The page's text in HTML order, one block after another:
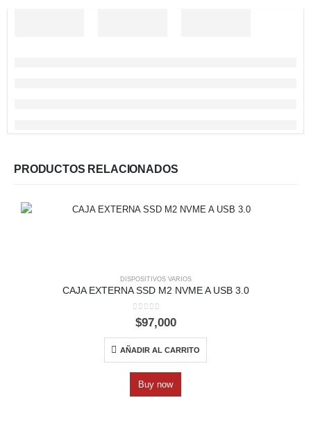
PRODUCTOS RELACIONADOS
DISPOSITIVOS VARIOS
CAJA EXTERNA SSD M2 NVME A USB 3.0
0out of 5
$97,000
AÑADIR AL CARRITO
Buy now